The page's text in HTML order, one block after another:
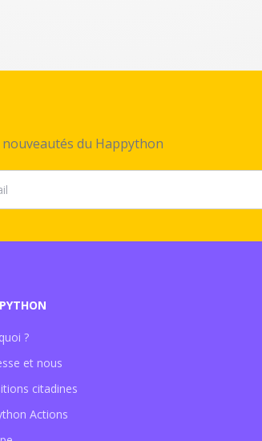
du Happython
?
et nous
citadines
Actions